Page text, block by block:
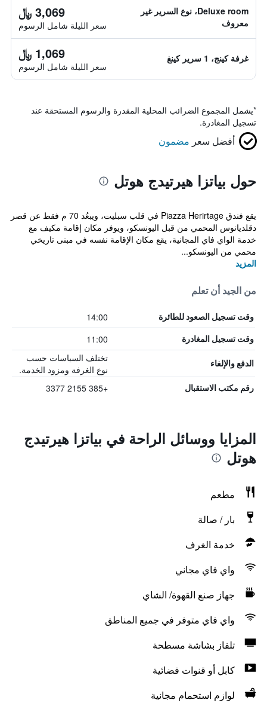
Deluxe room، نوع السرير غير
معروف
3,069 ﷼
سعر الليلة شامل الرسوم
غرفة كينج، 1 سرير كينغ 1,069 ﷼
سعر الليلة شامل الرسوم
*يشمل المجموع الضرائب المحلية المقدرة والرسوم المستحقة عند
تسجيل المغادرة.
أفضل سعر مضمون
حول بياتزا هيرتيدج هوتل
يقع فندق Piazza Herirtage في قلب سبليت، ويبعُد 70 م فقط عن قصر
دقلديانوس المحمي من قبل اليونسكو، ويوفر مكان إقامة مكيف مع
خدمة الواي فاي المجانية، يقع مكان الإقامة نفسه في مبنى تاريخي
محمي من اليونسكو...
المزيد
من الجيد أن تعلم
وقت تسجيل الصعود للطائرة 14:00
وقت تسجيل المغادرة 11:00
الدفع والإلغاء
تختلف السياسات حسب
نوع الغرفة ومزود الخدمة.
رقم مكتب الاستقبال +385 2155 3377
المزايا ووسائل الراحة في بياتزا هيرتيدج
هوتل
مطعم
بار / صالة
خدمة الغرف
واي فاي مجاني
جهاز صنع القهوة/ الشاي
واي فاي متوفر في جميع المناطق
تلفاز بشاشة مسطحة
كابل أو قنوات فضائية
لوازم استحمام مجانية